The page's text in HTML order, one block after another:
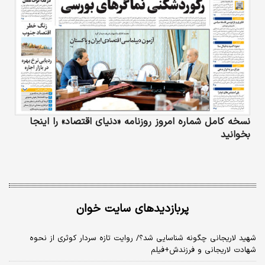
نسخه کامل شماره امروز روزنامه «دنیای‌ اقتصاد» را اینجا
بخوانید
پربازدیدهای سایت خوان
شهید لاریجانی چگونه شناسایی شد؟/ روایت تازه سردار کوثری از نحوه
شهادت لاریجانی و فرزندش+فیلم